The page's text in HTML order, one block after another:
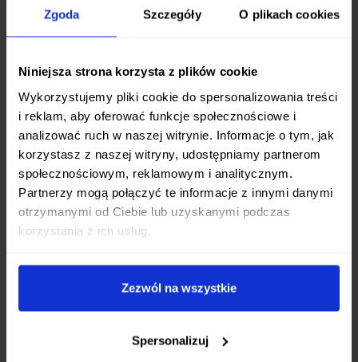
Zgoda Szczegóły O plikach cookies
Niniejsza strona korzysta z plików cookie
Wykorzystujemy pliki cookie do spersonalizowania treści
i reklam, aby oferować funkcje społecznościowe i
analizować ruch w naszej witrynie. Informacje o tym, jak
korzystasz z naszej witryny, udostępniamy partnerom
społecznościowym, reklamowym i analitycznym.
Partnerzy mogą połączyć te informacje z innymi danymi
otrzymanymi od Ciebie lub uzyskanymi podczas
korzystania z ich usług.
Zezwól na wszystkie
Spersonalizuj
Materiały Najwyższej Jakości
nierdzewnej CROMOVA 18, znanej z wyjątkowej
długotrwałego utrzymywania ostrości. Rękojeść to
unikalna, stalowa konstrukcja wypełniona
piaskiem , co gwarantuje doskonałe wyważenie
noża i optymalne rozłożenie ciężaru.
Komfort i Higiena Użytkowania
konstrukcjąbez nitów czy łączeń między ostrzem
a rękojeścią. Takie rozwiązanie nie tylko nadaje im
elegancki wygląd, ale przede wszystkim zapewnia
gromadzenie się resztek jedzenia i bakterii.